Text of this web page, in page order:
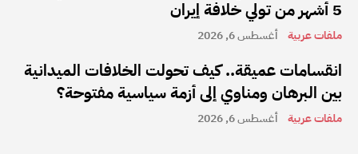
5 أشهر من تولي خلافة إيران
ملفات عربية أغسطس 6, 2026
انقسامات عميقة.. كيف تحولت الخلافات الميدانية
بين البرهان ومناوي إلى أزمة سياسية مفتوحة؟
ملفات عربية أغسطس 6, 2026